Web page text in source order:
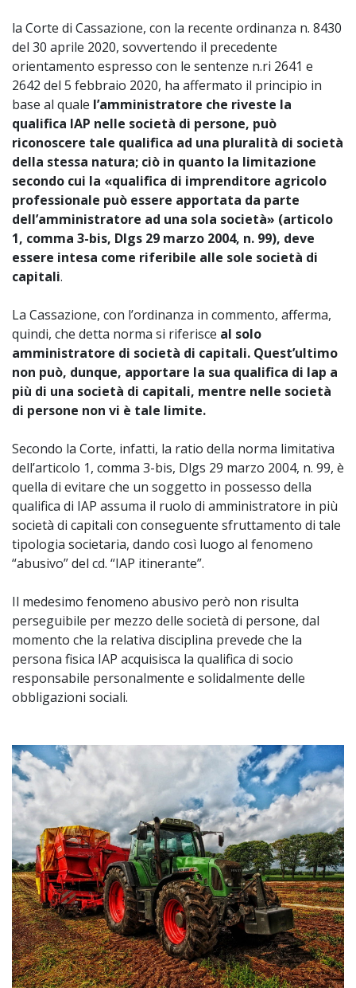
la Corte di Cassazione, con la recente ordinanza n. 8430
del 30 aprile 2020, sovvertendo il precedente
orientamento espresso con le sentenze n.ri 2641 e
2642 del 5 febbraio 2020, ha affermato il principio in
base al quale l’amministratore che riveste la
qualifica IAP nelle società di persone, può
riconoscere tale qualifica ad una pluralità di società
della stessa natura; ciò in quanto la limitazione
secondo cui la «qualifica di imprenditore agricolo
professionale può essere apportata da parte
dell’amministratore ad una sola società» (articolo
1, comma 3-bis, Dlgs 29 marzo 2004, n. 99), deve
essere intesa come riferibile alle sole società di
capitali.
La Cassazione, con l’ordinanza in commento, afferma,
quindi, che detta norma si riferisce al solo
amministratore di società di capitali. Quest’ultimo
non può, dunque, apportare la sua qualifica di Iap a
più di una società di capitali, mentre nelle società
di persone non vi è tale limite.
Secondo la Corte, infatti, la ratio della norma limitativa
dell’articolo 1, comma 3-bis, Dlgs 29 marzo 2004, n. 99, è
quella di evitare che un soggetto in possesso della
qualifica di IAP assuma il ruolo di amministratore in più
società di capitali con conseguente sfruttamento di tale
tipologia societaria, dando così luogo al fenomeno
“abusivo” del cd. “IAP itinerante”.
Il medesimo fenomeno abusivo però non risulta
perseguibile per mezzo delle società di persone, dal
momento che la relativa disciplina prevede che la
persona fisica IAP acquisisca la qualifica di socio
responsabile personalmente e solidalmente delle
obbligazioni sociali.